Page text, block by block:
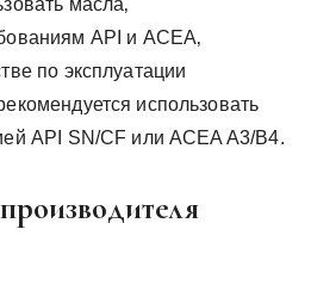
масла‚
API и ACEA‚
по эксплуатации
использовать
API SN/CF или ACEA A3/B4.